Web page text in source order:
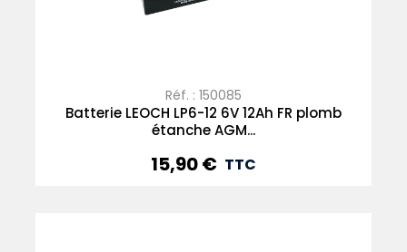
Réf. : 150085
Batterie LEOCH LP6-12 6V 12Ah FR plomb
étanche AGM...
Prix
15,90 € TTC